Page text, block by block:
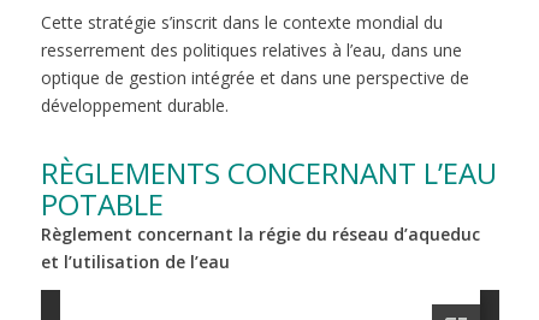
Cette stratégie s’inscrit dans le contexte mondial du
resserrement des politiques relatives à l’eau, dans une
optique de gestion intégrée et dans une perspective de
développement durable.
RÈGLEMENTS CONCERNANT L’EAU
POTABLE
Règlement concernant la régie du réseau d’aqueduc
et l’utilisation de l’eau